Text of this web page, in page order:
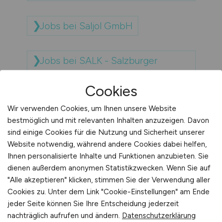
Jobs bei Saljol GmbH
Jobs bei SALK - Salzburger
Landeskliniken
Jobs bei Salo GmbH
Jobs bei Salo Nord GmbH
Jobs bei Salo Nordwest GmbH
Jobs bei Salo West GmbH
Cookies
Wir verwenden Cookies, um Ihnen unsere Website
bestmöglich und mit relevanten Inhalten anzuzeigen. Davon
sind einige Cookies für die Nutzung und Sicherheit unserer
Website notwendig, während andere Cookies dabei helfen,
Ihnen personalisierte Inhalte und Funktionen anzubieten. Sie
dienen außerdem anonymen Statistikzwecken. Wenn Sie auf
"Alle akzeptieren" klicken, stimmen Sie der Verwendung aller
Cookies zu. Unter dem Link "Cookie-Einstellungen" am Ende
jeder Seite können Sie Ihre Entscheidung jederzeit
nachträglich aufrufen und ändern. Datenschutzerklärung